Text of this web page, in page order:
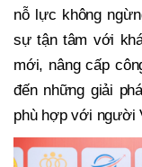
nỗ lực không
sự tận tâm với
mới, nâng cấp
đến những giải
phù hợp với người